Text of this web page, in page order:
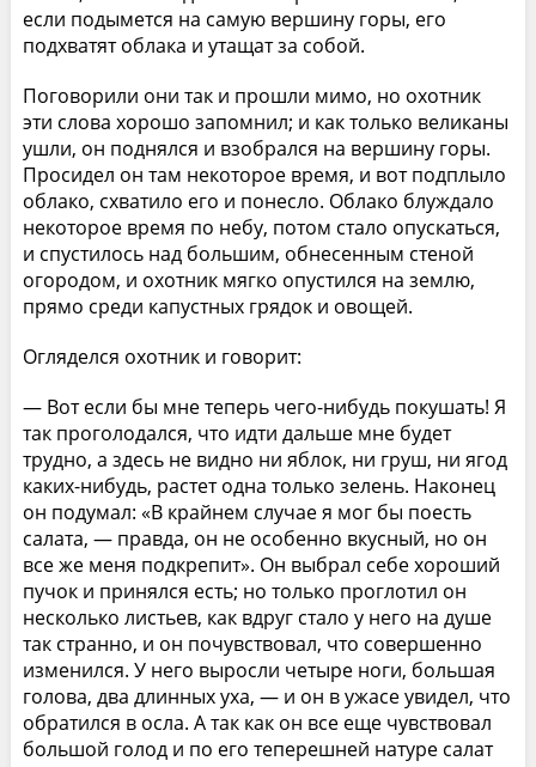
если подымется на самую вершину горы, его
подхватят облака и утащат за собой.
Поговорили они так и прошли мимо, но охотник
эти слова хорошо запомнил; и как только великаны
ушли, он поднялся и взобрался на вершину горы.
Просидел он там некоторое время, и вот подплыло
облако, схватило его и понесло. Облако блуждало
некоторое время по небу, потом стало опускаться,
и спустилось над большим, обнесенным стеной
огородом, и охотник мягко опустился на землю,
прямо среди капустных грядок и овощей.
Огляделся охотник и говорит:
— Вот если бы мне теперь чего-нибудь покушать! Я
так проголодался, что идти дальше мне будет
трудно, а здесь не видно ни яблок, ни груш, ни ягод
каких-нибудь, растет одна только зелень. Наконец
он подумал: «В крайнем случае я мог бы поесть
салата, — правда, он не особенно вкусный, но он
все же меня подкрепит». Он выбрал себе хороший
пучок и принялся есть; но только проглотил он
несколько листьев, как вдруг стало у него на душе
так странно, и он почувствовал, что совершенно
изменился. У него выросли четыре ноги, большая
голова, два длинных уха, — и он в ужасе увидел, что
обратился в осла. А так как он все еще чувствовал
большой голод и по его теперешней натуре салат